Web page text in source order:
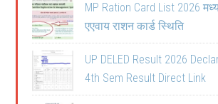
MP Ration Card List 2026
एएवाय राशन कार्ड स्थिति
UP DELED Result 2026
4th Sem Result Direct Link